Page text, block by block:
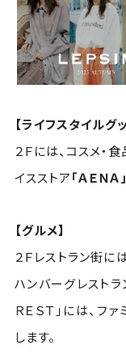
【ライフスタイルグ
２Ｆには、コスメ・
イスストア「ＡＥＮＡ」
【グルメ】
２Ｆレストラン街
ハンバーグレストラ
ＲＥＳＴ」には、フ
します。